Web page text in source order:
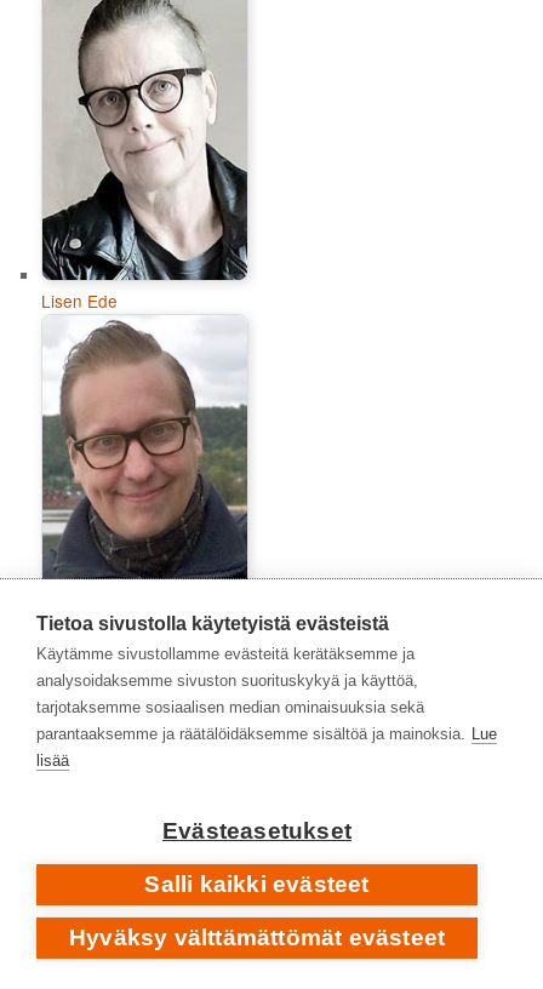
Lisen Ede
Marko Niemelä
Tietoa sivustolla käytetyistä evästeistä
Käytämme sivustollamme evästeitä kerätäksemme ja
analysoidaksemme sivuston suorituskykyä ja käyttöä,
tarjotaksemme sosiaalisen median ominaisuuksia sekä
parantaaksemme ja räätälöidäksemme sisältöä ja mainoksia. Lue
lisää
Evästeasetukset
Salli kaikki evästeet
Hyväksy välttämättömät evästeet